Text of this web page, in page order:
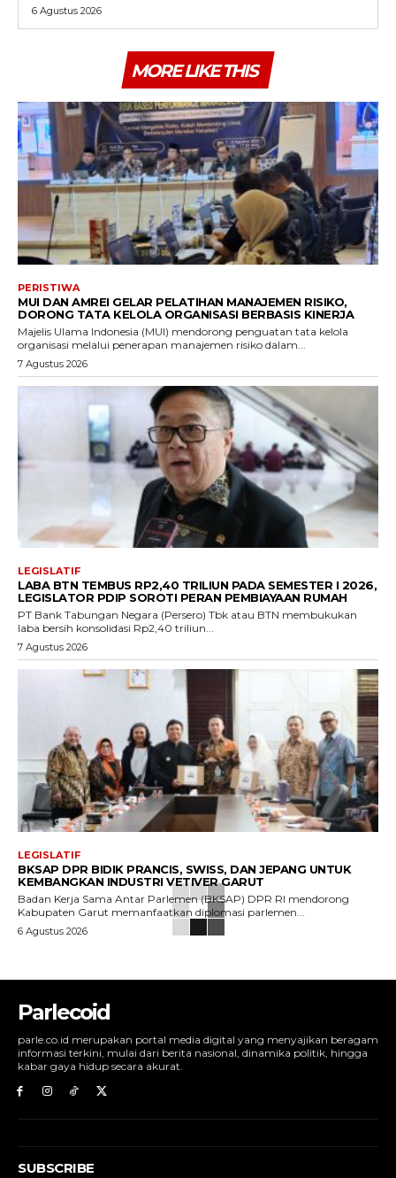
6 Agustus 2026
MORE LIKE THIS
PERISTIWA
MUI DAN AMREI GELAR PELATIHAN MANAJEMEN RISIKO,
DORONG TATA KELOLA ORGANISASI BERBASIS KINERJA
Majelis Ulama Indonesia (MUI) mendorong penguatan tata kelola
organisasi melalui penerapan manajemen risiko dalam...
7 Agustus 2026
LEGISLATIF
LABA BTN TEMBUS RP2,40 TRILIUN PADA SEMESTER I 2026,
LEGISLATOR PDIP SOROTI PERAN PEMBIAYAAN RUMAH
PT Bank Tabungan Negara (Persero) Tbk atau BTN membukukan
laba bersih konsolidasi Rp2,40 triliun...
7 Agustus 2026
LEGISLATIF
BKSAP DPR BIDIK PRANCIS, SWISS, DAN JEPANG UNTUK
KEMBANGKAN INDUSTRI VETIVER GARUT
Badan Kerja Sama Antar Parlemen (BKSAP) DPR RI mendorong
Kabupaten Garut memanfaatkan diplomasi parlemen...
6 Agustus 2026
Parlecoid
parle.co.id merupakan portal media digital yang menyajikan beragam
informasi terkini, mulai dari berita nasional, dinamika politik, hingga
kabar gaya hidup secara akurat.
SUBSCRIBE